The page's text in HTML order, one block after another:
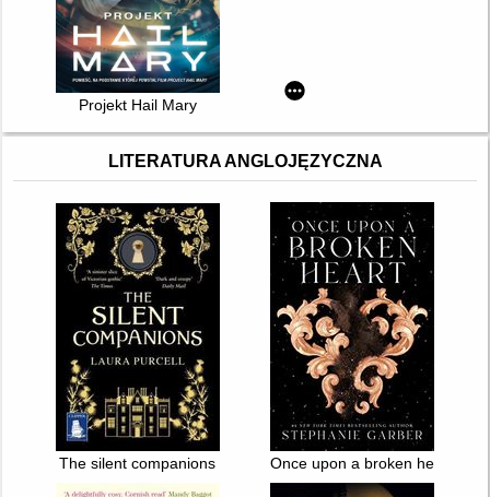
Projekt Hail Mary
LITERATURA ANGLOJĘZYCZNA
The silent companions Once upon a broken heart